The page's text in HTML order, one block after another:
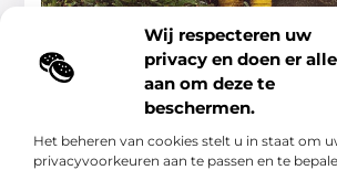
Wij respecteren uw
privacy en doen er
aan om deze te
beschermen.
Het beheren van cookies stelt u in staat om
privacyvoorkeuren aan te passen en te
Complete gids voor slim wonen en
In deze gids leer je hoe je huis en tuin
slim, comfortabel en duurzaam geheel—van
onderhoud. We behandelen praktische
Woning En Tuin